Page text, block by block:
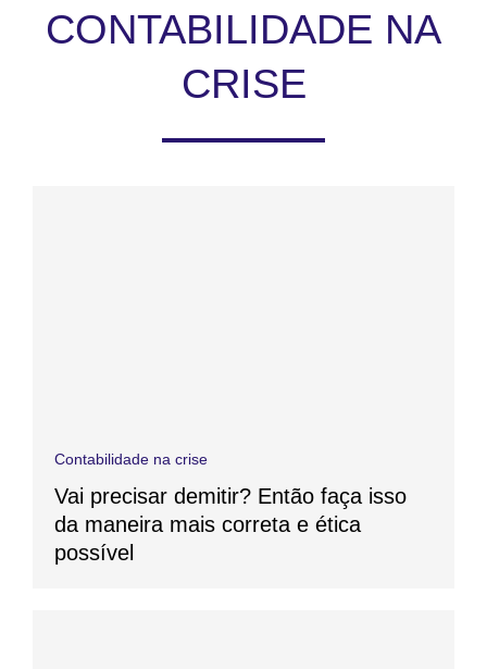
CONTABILIDADE NA
CRISE
Contabilidade na crise
Vai precisar demitir? Então faça isso
da maneira mais correta e ética
possível